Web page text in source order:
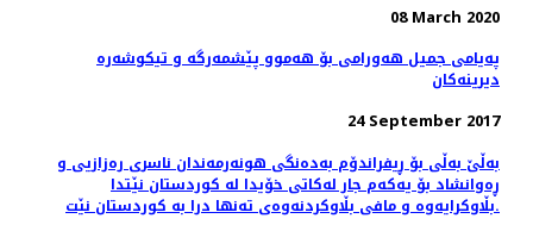
08 March 2020
پەیامی جمیل هەورامی بۆ هەموو پێشمەرگە و تیكوشەرە
دیرینەكان
24 September 2017
بەڵێ بەڵی بۆ ڕیفراندۆم بەدەنگی هونەرمەندان ناسری رەزازیی و
ڕەوانشاد بۆ یەکەم جار لەکاتی خۆیدا لە کوردستان نێتدا
بڵاوکرایەوە و مافی بڵاوکردنەوەی تەنها درا بە کوردستان نێت.